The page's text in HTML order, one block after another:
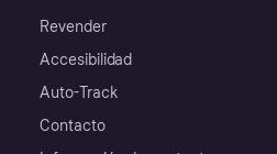
Revender
Accesibilidad
Auto-Track
Contacto